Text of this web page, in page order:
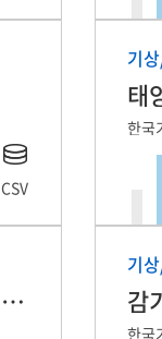
CSV
기
한국
기업/상가 정보 (+환경지수)
기
감
한국